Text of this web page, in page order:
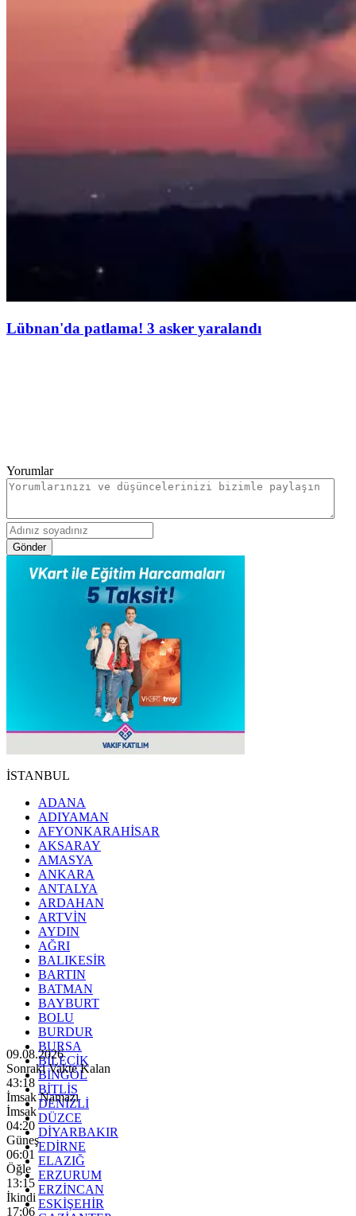
Lübnan'da patlama! 3 asker yaralandı
Yorumlar
Gönder
İSTANBUL
ADANA
ADIYAMAN
AFYONKARAHİSAR
AKSARAY
AMASYA
ANKARA
ANTALYA
ARDAHAN
ARTVİN
AYDIN
AĞRI
BALIKESİR
BARTIN
BATMAN
BAYBURT
BOLU
BURDUR
BURSA
BİLECİK
BİNGÖL
BİTLİS
DENİZLİ
DÜZCE
DİYARBAKIR
EDİRNE
ELAZIĞ
ERZURUM
ERZİNCAN
ESKİŞEHİR
09.08.2026
Sonraki Vakte Kalan
43:16
İmsak Namazı
İmsak
04:20
Güneş
06:01
Öğle
13:15
İkindi
17:06